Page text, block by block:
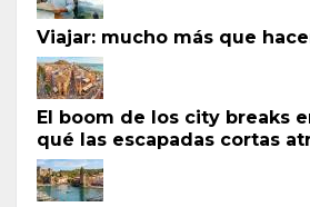
Viajar: mucho más que
El boom de los city breaks
qué las escapadas cortas